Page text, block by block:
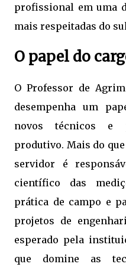
profissional em uma
mais respeitadas do
O papel do
O Professor de
desempenha um
novos técnicos e
produtivo. Mais do
servidor é
científico das
prática de campo e
projetos de
esperado pela
que domine as